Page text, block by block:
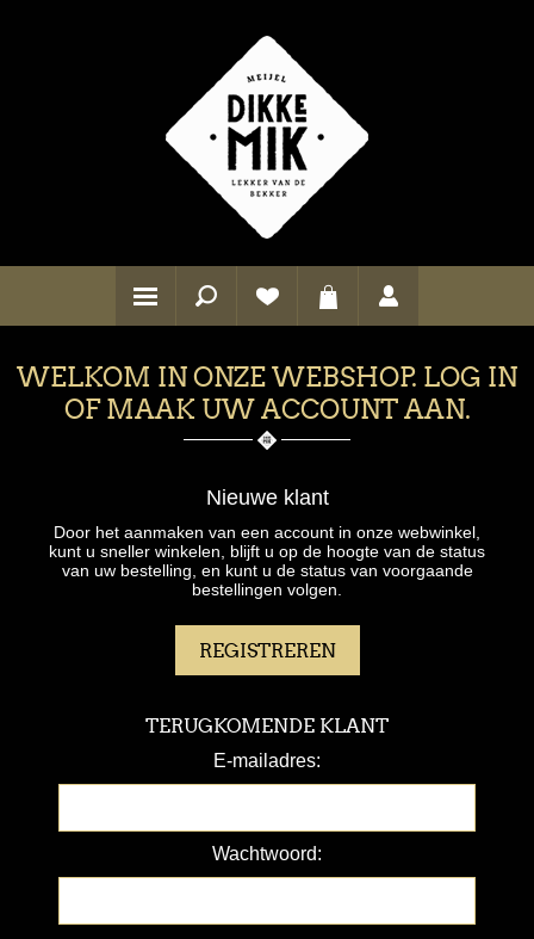
WELKOM IN ONZE WEBSHOP. LOG IN
OF MAAK UW ACCOUNT AAN.
Nieuwe klant
Door het aanmaken van een account in onze webwinkel,
kunt u sneller winkelen, blijft u op de hoogte van de status
van uw bestelling, en kunt u de status van voorgaande
bestellingen volgen.
TERUGKOMENDE KLANT
E-mailadres:
Wachtwoord: